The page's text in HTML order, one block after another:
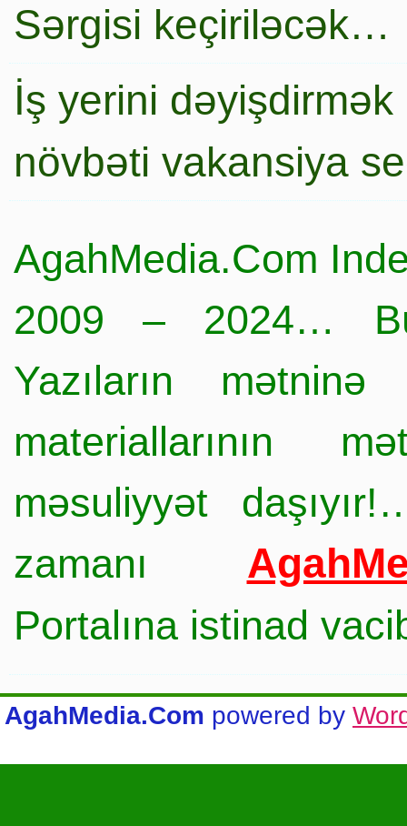
Sərgisi keçiriləcək…
İş yerini
növbəti vakansiya
AgahMedia.Com
2009 – 2024…
Yazıların
materiallarının
məsuliyyət
zamanı
Portalına istinad
AgahMedia.Com powered by